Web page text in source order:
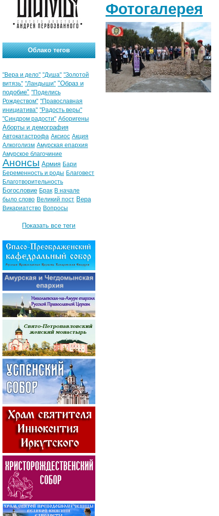
Фотогалерея
Облако тегов
"Вера и дело" "Душа" "Золотой
витязь" "Ландыши" "Образ и
подобие" "Поделись
Рождеством" "Православная
инициатива" "Радость веры"
"Синдром радости" Аборигены
Аборты и демография
Автокатастрофа Аксиос Акция
Алкоголизм Амурская епархия
Амурское благочиние
Анонсы Армия Бари
Беременность и роды Благовест
Благотворительность
Богословие Брак В начале
было слово Великий пост Вера
Викариатство Вопросы
Показать все теги